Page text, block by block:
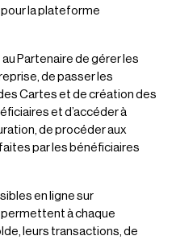
pour la plateforme
Partenaire de gérer les
de passer les
Cartes et de création des
et d’accéder à
de procéder aux
par les bénéficiaires
en ligne sur
permettent à chaque
leurs transactions, de